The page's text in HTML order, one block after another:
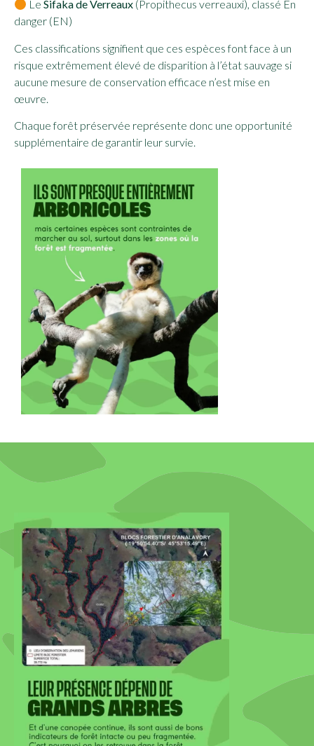
Le Sifaka de Verreaux (Propithecus verreauxi), classé En
danger (EN)
Ces classifications signifient que ces espèces font face à un
risque extrêmement élevé de disparition à l’état sauvage si
aucune mesure de conservation efficace n’est mise en
œuvre.
Chaque forêt préservée représente donc une opportunité
supplémentaire de garantir leur survie.